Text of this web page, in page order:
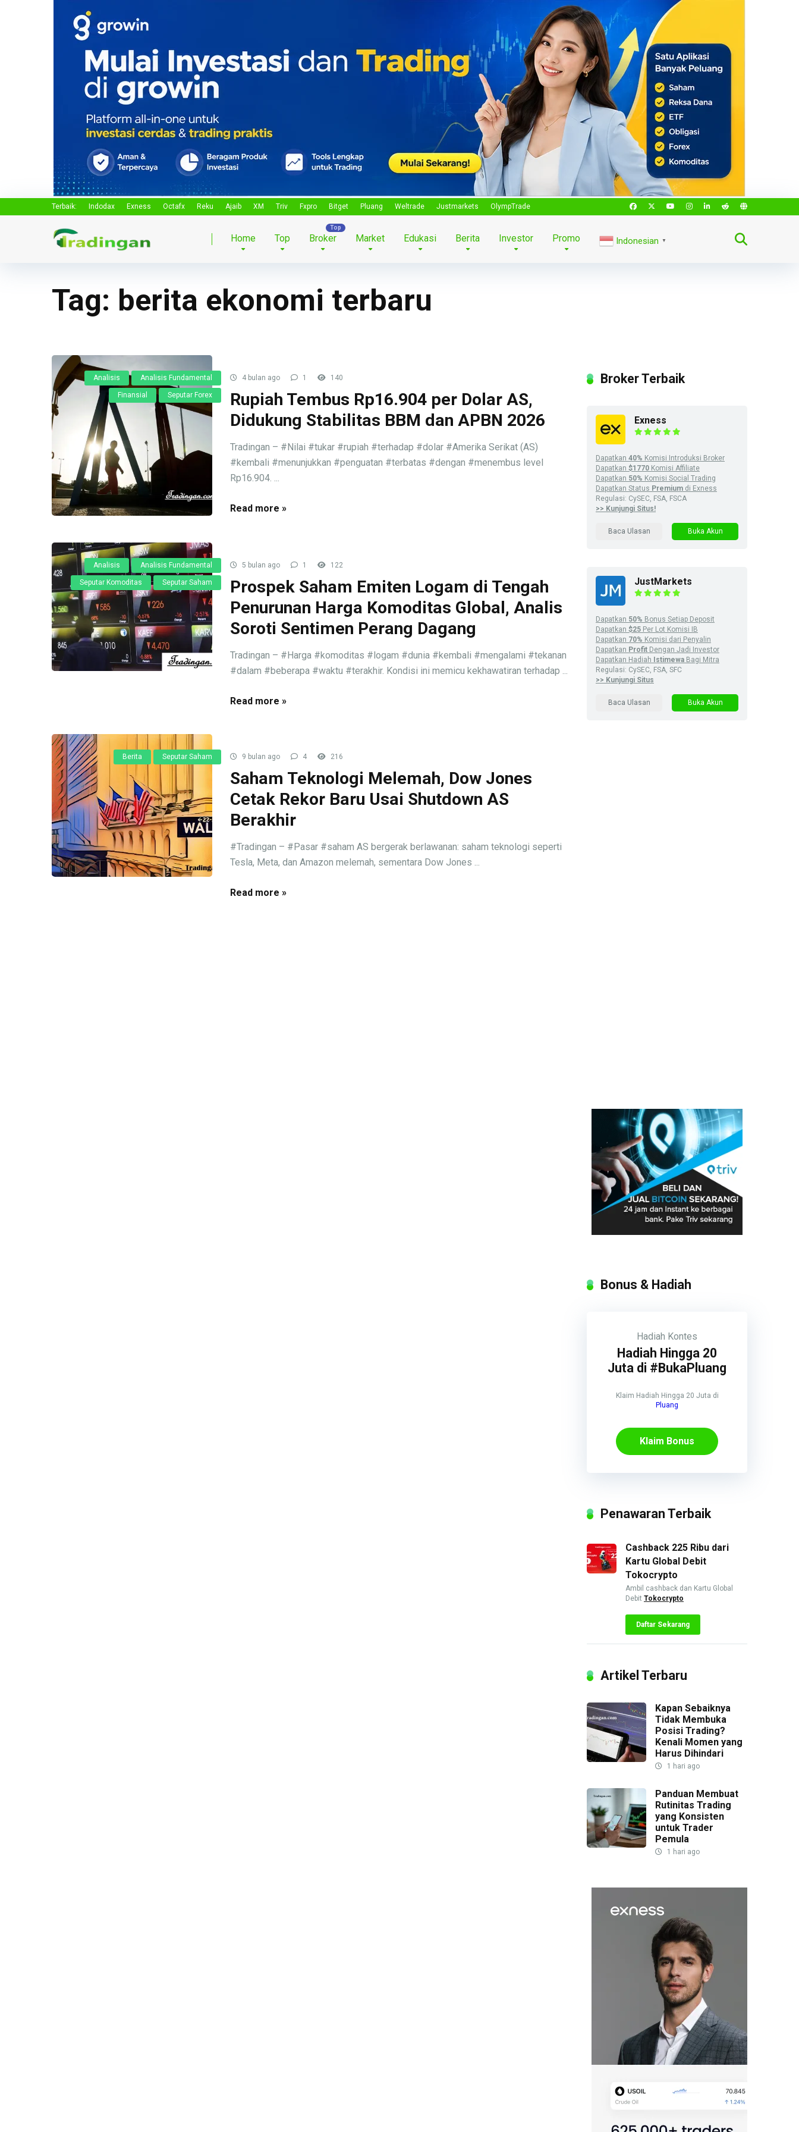
Terbaik: Indodax Exness Octafx Reku Ajaib XM Triv Fxpro Bitget Pluang Weltrade Justmarkets OlympTrade
Home Top Broker Market Edukasi Berita Investor Promo Indonesian ▼
Tag: berita ekonomi terbaru
Analisis Analisis Fundamental
Finansial Seputar Forex
4 bulan ago 1 140
Rupiah Tembus Rp16.904 per Dolar AS,
Didukung Stabilitas BBM dan APBN 2026
Tradingan – #Nilai #tukar #rupiah #terhadap #dolar #Amerika Serikat (AS)
#kembali #menunjukkan #penguatan #terbatas #dengan #menembus level
Rp16.904. ...
Read more »
Analisis Analisis Fundamental
Seputar Komoditas Seputar Saham
5 bulan ago 1 122
Prospek Saham Emiten Logam di Tengah
Penurunan Harga Komoditas Global, Analis
Soroti Sentimen Perang Dagang
Tradingan – #Harga #komoditas #logam #dunia #kembali #mengalami #tekanan
#dalam #beberapa #waktu #terakhir. Kondisi ini memicu kekhawatiran terhadap ...
Read more »
Berita Seputar Saham 9 bulan ago 4 216
Saham Teknologi Melemah, Dow Jones
Cetak Rekor Baru Usai Shutdown AS
Berakhir
#Tradingan – #Pasar #saham AS bergerak berlawanan: saham teknologi seperti
Tesla, Meta, dan Amazon melemah, sementara Dow Jones ...
Read more »
Broker Terbaik
Exness
Dapatkan 40% Komisi Introduksi Broker
Dapatkan $1770 Komisi Affiliate
Dapatkan 50% Komisi Social Trading
Dapatkan Status Premium di Exness
Regulasi: CySEC, FSA, FSCA
>> Kunjungi Situs!
Baca Ulasan Buka Akun
JustMarkets
Dapatkan 50% Bonus Setiap Deposit
Dapatkan $25 Per Lot Komisi IB
Dapatkan 70% Komisi dari Penyalin
Dapatkan Profit Dengan Jadi Investor
Dapatkan Hadiah Istimewa Bagi Mitra
Regulasi: CySEC, FSA, SFC
>> Kunjungi Situs
Baca Ulasan Buka Akun
Bonus & Hadiah
Hadiah Kontes
Hadiah Hingga 20
Juta di #BukaPluang
Klaim Hadiah Hingga 20 Juta di
Pluang
Klaim Bonus
Penawaran Terbaik
Cashback 225 Ribu dari
Kartu Global Debit
Tokocrypto
Ambil cashback dan Kartu Global
Debit Tokocrypto
Daftar Sekarang
Artikel Terbaru
Kapan Sebaiknya
Tidak Membuka
Posisi Trading?
Kenali Momen yang
Harus Dihindari
1 hari ago
Panduan Membuat
Rutinitas Trading
yang Konsisten
untuk Trader
Pemula
1 hari ago